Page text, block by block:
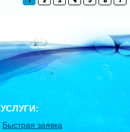
УСЛУГИ:
Быстрая заявка